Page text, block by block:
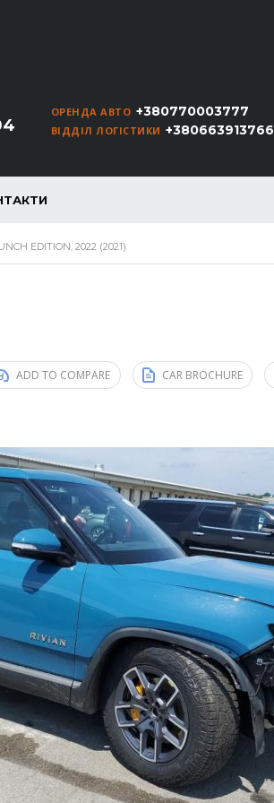
ОРЕНДА АВТО +380770003777
ВІДДІЛ ЛОГІСТИКИ +380663913766
EDITION, 2022 (2021)
ADD TO COMPARE CAR BROCHURE